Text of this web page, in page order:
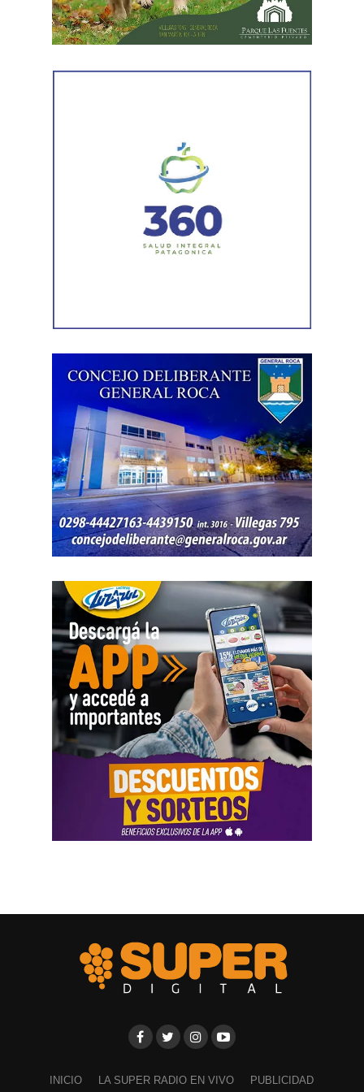
realizó las diligencias periciales correspondientes, entre
ellas el registro fotográfico de las prendas utilizadas por
investigación que continúa bajo la órbita del Ministerio
INICIO LA SUPER RADIO EN VIVO PUBLICIDAD